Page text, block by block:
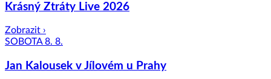
Krásný Ztráty Live 2026
Zobrazit ›
SOBOTA 8. 8.
Jan Kalousek v Jílovém u Prahy